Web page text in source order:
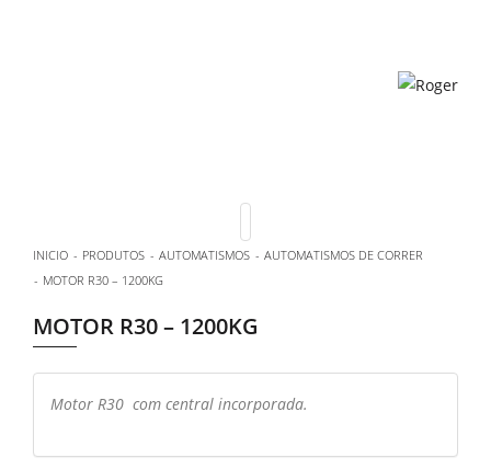
INICIO PRODUTOS AUTOMATISMOS
AUTOMATISMOS DE CORRER
MOTOR R30 – 1200KG
MOTOR R30 – 1200KG
Motor R30 com central incorporada.